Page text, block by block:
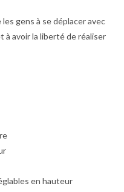
gens à se déplacer avec
à avoir la liberté de réaliser
en hauteur